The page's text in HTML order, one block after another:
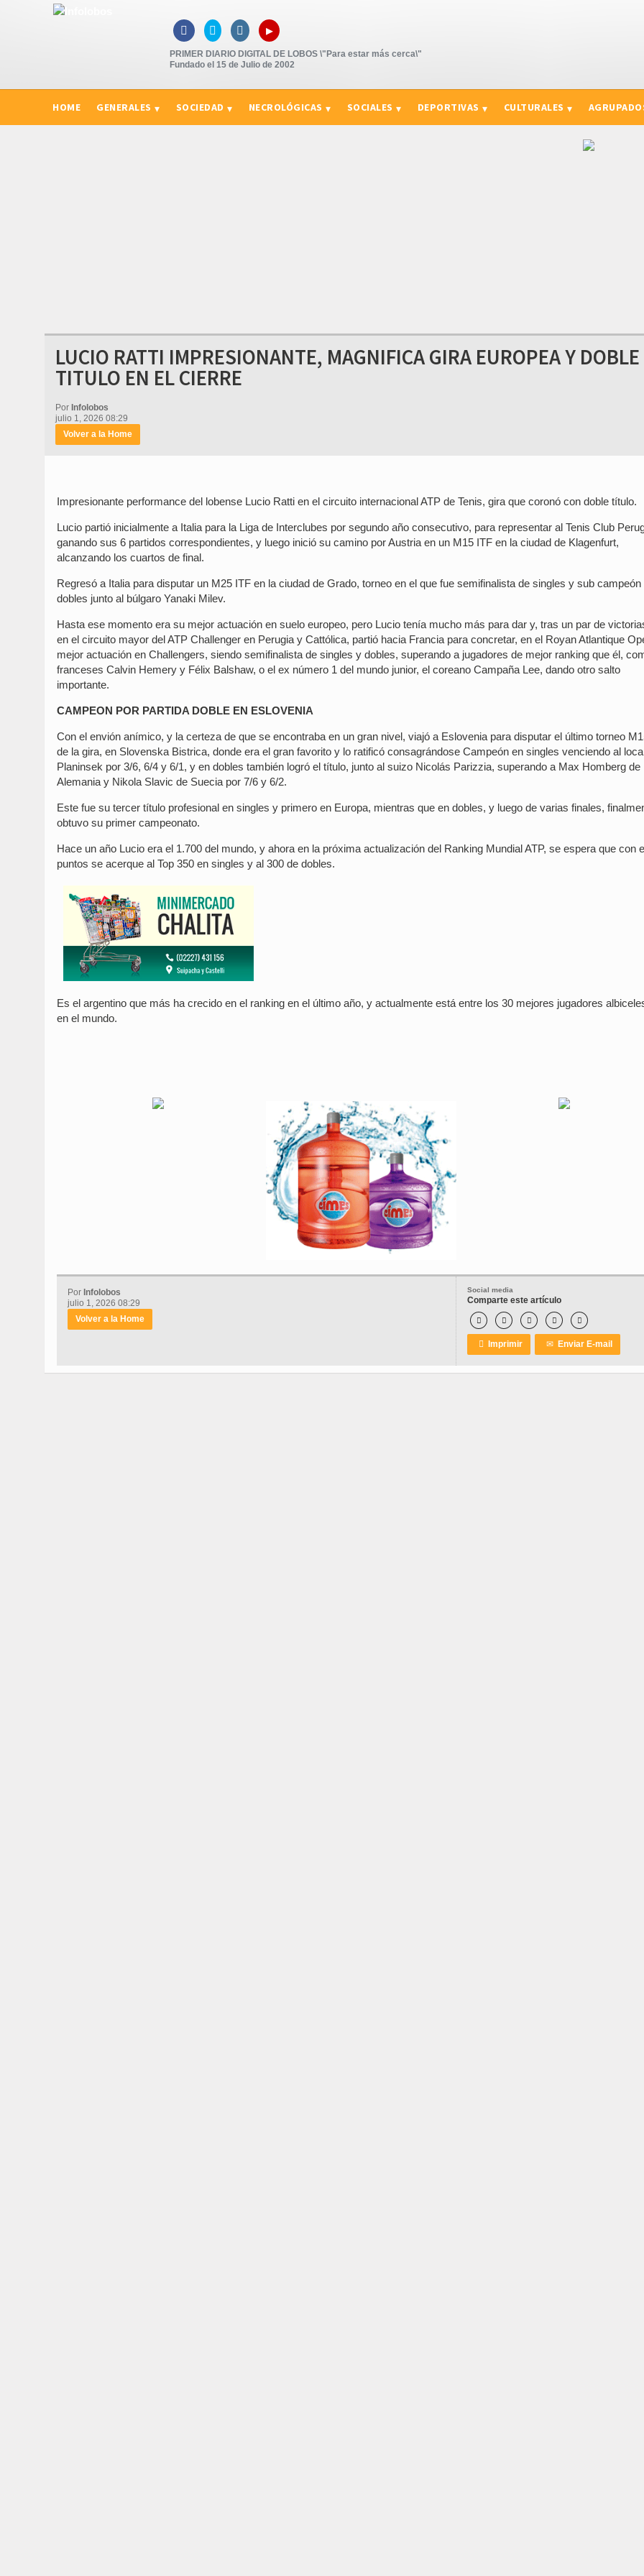
   ▸
PRIMER DIARIO DIGITAL DE LOBOS \"Para estar más cerca\"
Fundado el 15 de Julio de 2002
HOME GENERALES SOCIEDAD NECROLÓGICAS SOCIALES DEPORTIVAS CULTURALES
LUCIO RATTI IMPRESIONANTE, MAGNIFICA GIRA EUROPEA Y DOBLE
TITULO EN EL CIERRE
Por Infolobos
julio 1, 2026 08:29
Volver a la Home
Impresionante performance del lobense Lucio Ratti en el circuito internacional ATP de Tenis, gira que coronó con doble título.
Lucio partió inicialmente a Italia para la Liga de Interclubes por segundo año consecutivo, para representar al Tenis Club
ganando sus 6 partidos correspondientes, y luego inició su camino por Austria en un M15 ITF en la ciudad de Klagenfurt,
alcanzando los cuartos de final.
Regresó a Italia para disputar un M25 ITF en la ciudad de Grado, torneo en el que fue semifinalista de singles y sub campeón
dobles junto al búlgaro Yanaki Milev.
Hasta ese momento era su mejor actuación en suelo europeo, pero Lucio tenía mucho más para dar y, tras un par de
en el circuito mayor del ATP Challenger en Perugia y Cattólica, partió hacia Francia para concretar, en el Royan Atlantique
mejor actuación en Challengers, siendo semifinalista de singles y dobles, superando a jugadores de mejor ranking que él,
franceses Calvin Hemery y Félix Balshaw, o el ex número 1 del mundo junior, el coreano Campaña Lee, dando otro salto
importante.
CAMPEON POR PARTIDA DOBLE EN ESLOVENIA
Con el envión anímico, y la certeza de que se encontraba en un gran nivel, viajó a Eslovenia para disputar el último torneo
de la gira, en Slovenska Bistrica, donde era el gran favorito y lo ratificó consagrándose Campeón en singles venciendo al
Planinsek por 3/6, 6/4 y 6/1, y en dobles también logró el título, junto al suizo Nicolás Parizzia, superando a Max Homberg de
Alemania y Nikola Slavic de Suecia por 7/6 y 6/2.
Este fue su tercer título profesional en singles y primero en Europa, mientras que en dobles, y luego de varias finales,
obtuvo su primer campeonato.
Hace un año Lucio era el 1.700 del mundo, y ahora en la próxima actualización del Ranking Mundial ATP, se espera que con
puntos se acerque al Top 350 en singles y al 300 de dobles.
Es el argentino que más ha crecido en el ranking en el último año, y actualmente está entre los 30 mejores jugadores
en el mundo.
Social media
Comparte este artículo
    
 Imprimir ✉ Enviar E-mail
Por Infolobos
julio 1, 2026 08:29
Volver a la Home